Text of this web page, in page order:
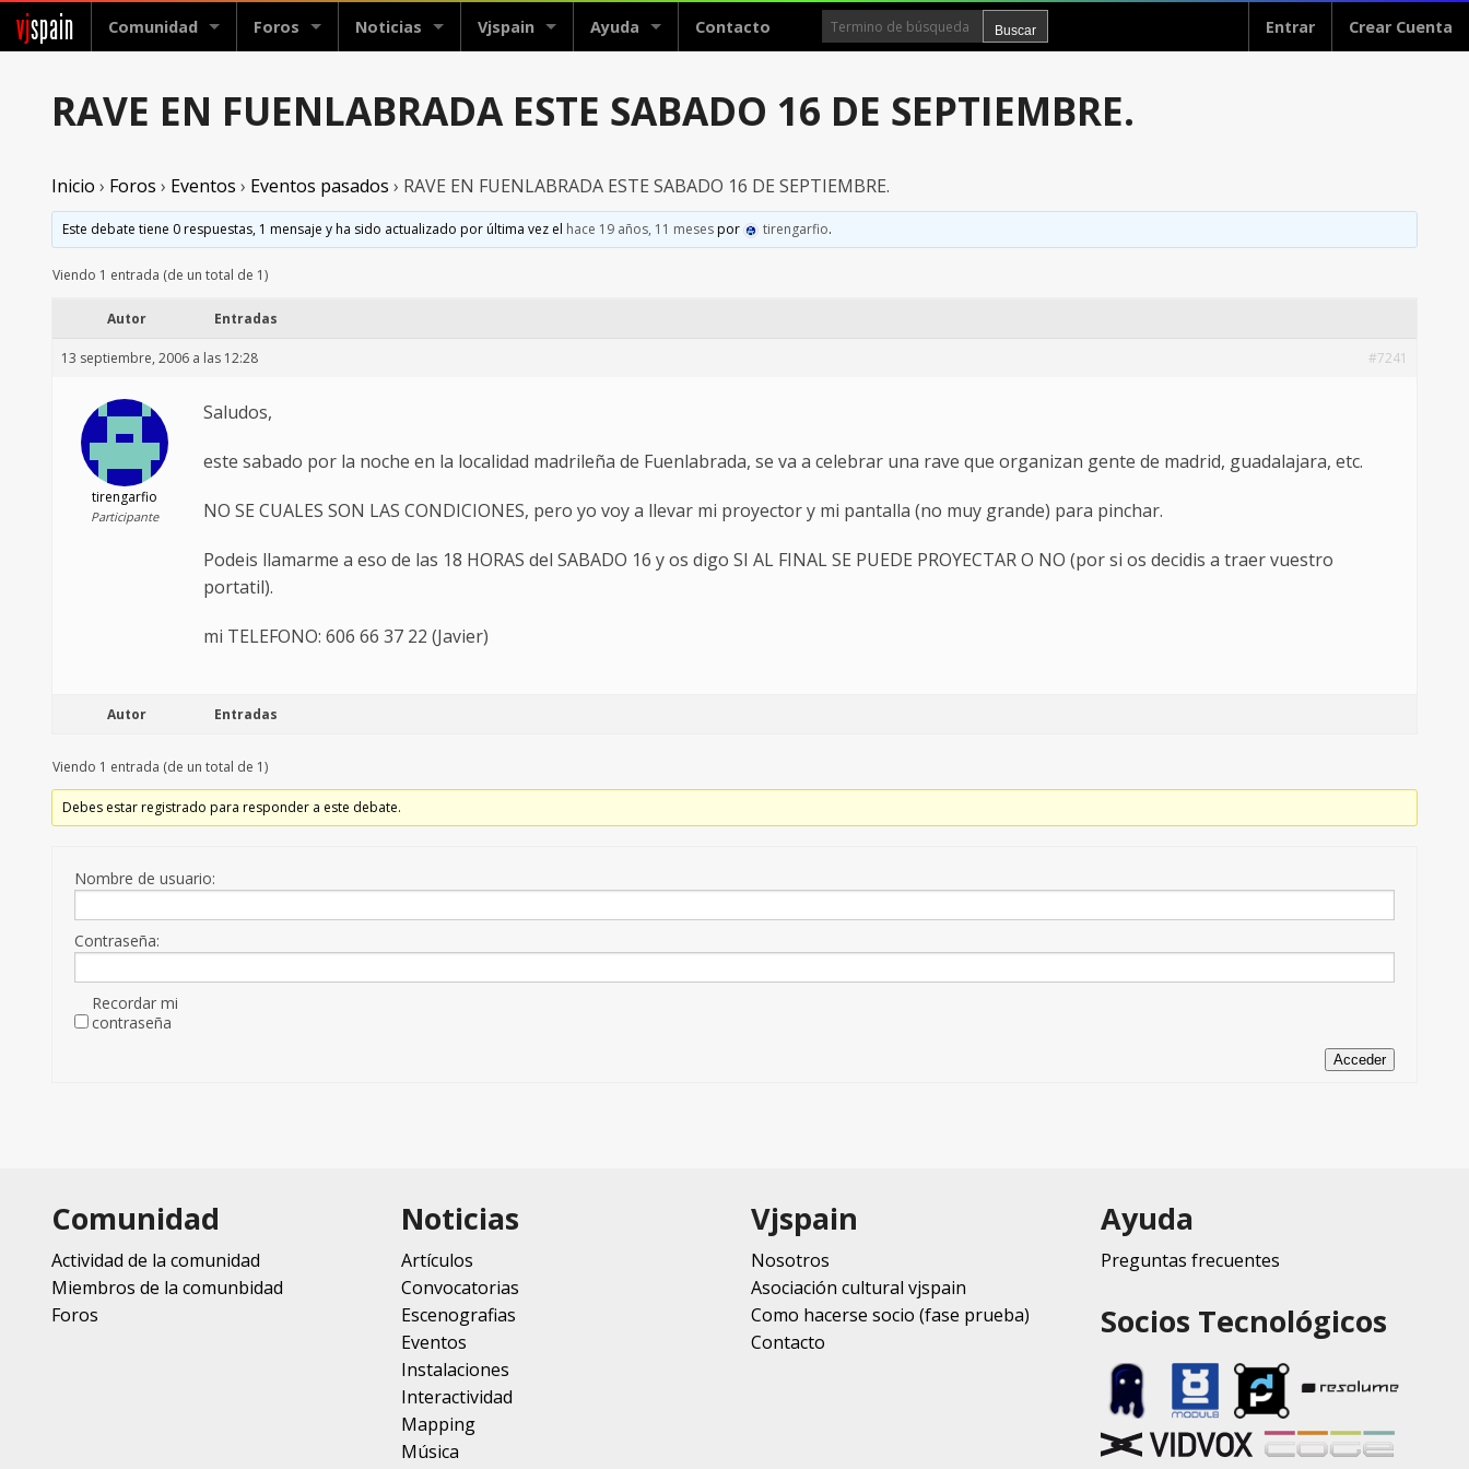
vjspain Comunidad Foros Noticias Vjspain Ayuda Contacto Entrar Crear Cuenta
RAVE EN FUENLABRADA ESTE SABADO 16 DE SEPTIEMBRE.
Inicio › Foros › Eventos › Eventos pasados › RAVE EN FUENLABRADA ESTE SABADO 16 DE SEPTIEMBRE.
Este debate tiene 0 respuestas, 1 mensaje y ha sido actualizado por última vez el hace 19 años, 11 mesespor tirengarfio.
Viendo 1 entrada (de un total de 1)
Autor Entradas
13 septiembre, 2006 a las 12:28 #7241
tirengarfio
Participante
Saludos,
este sabado por la noche en la localidad madrileña de Fuenlabrada, se va a celebrar una rave que organizan gente de madrid, guadalajara, etc.
NO SE CUALES SON LAS CONDICIONES, pero yo voy a llevar mi proyector y mi pantalla (no muy grande) para pinchar.
Podeis llamarme a eso de las 18 HORAS del SABADO 16 y os digo SI AL FINAL SE PUEDE PROYECTAR O NO (por si os decidis a traer vuestro
portatil).
mi TELEFONO: 606 66 37 22 (Javier)
Autor Entradas
Viendo 1 entrada (de un total de 1)
Debes estar registrado para responder a este debate.
Nombre de usuario:
Contraseña:
Recordar mi
contraseña
Acceder
Comunidad
Actividad de la comunidad
Miembros de la comunbidad
Foros
Noticias
Artículos
Convocatorias
Escenografias
Eventos
Instalaciones
Interactividad
Mapping
Música
Vjspain
Nosotros
Asociación cultural vjspain
Como hacerse socio (fase prueba)
Contacto
Ayuda
Preguntas frecuentes
Socios Tecnológicos